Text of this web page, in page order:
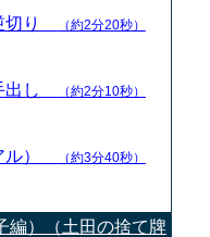
切り （約2分20秒）
出し （約2分10秒）
ル） （約3分40秒）
編）（土田の捨て牌